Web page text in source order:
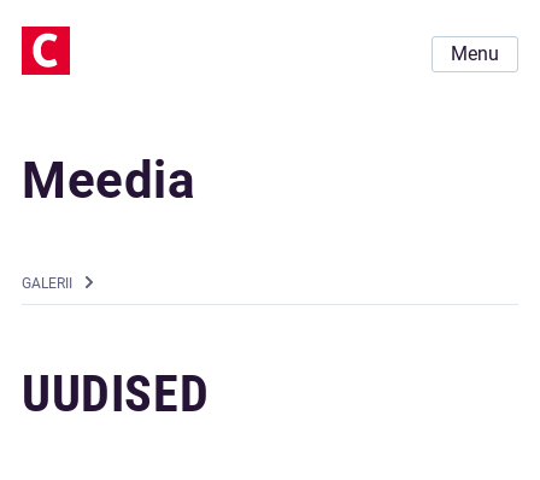
Menu
Meedia
GALERII
UUDISED